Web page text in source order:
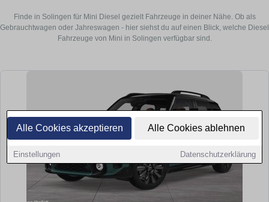
Alle Cookies akzeptieren Alle Cookies ablehnen
Einstellungen Datenschutzerklärung
Finde in Solingen für Mini Diesel gezielt Fahrzeuge in deiner Nähe. Ob als
Gebrauchtwagen oder Jahreswagen - hier siehst du auf einen Blick, welche Diesel
Fahrzeuge von Mini in Solingen verfügbar sind.